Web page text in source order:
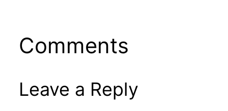
Comments
Leave a Reply